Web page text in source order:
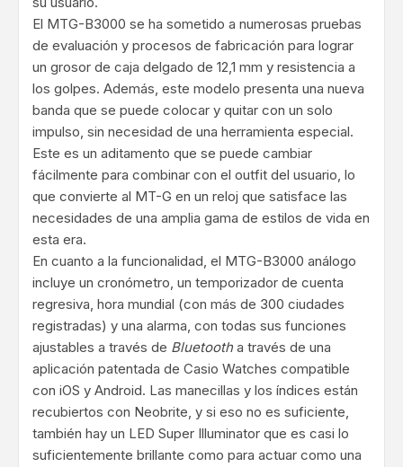
El MTG-B3000 se ha sometido a numerosas pruebas
de evaluación y procesos de fabricación para lograr
un grosor de caja delgado de 12,1 mm y resistencia a
los golpes. Además, este modelo presenta una nueva
banda que se puede colocar y quitar con un solo
impulso, sin necesidad de una herramienta especial.
Este es un aditamento que se puede cambiar
fácilmente para combinar con el outfit del usuario, lo
que convierte al MT-G en un reloj que satisface las
necesidades de una amplia gama de estilos de vida en
esta era.
En cuanto a la funcionalidad, el MTG-B3000 análogo
incluye un cronómetro, un temporizador de cuenta
regresiva, hora mundial (con más de 300 ciudades
registradas) y una alarma, con todas sus funciones
ajustables a través de Bluetootha través de una
aplicación patentada de Casio Watches compatible
con iOS y Android. Las manecillas y los índices están
recubiertos con Neobrite, y si eso no es suficiente,
también hay un LED Super Illuminator que es casi lo
suficientemente brillante como para actuar como una